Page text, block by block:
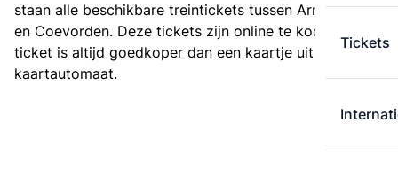
Tickets
staan alle beschikbare treintickets tussen Arnhem Zuid
en Coevorden. Deze tickets zijn online te koop. Een e-
ticket is altijd goedkoper dan een kaartje uit de
kaartautomaat.